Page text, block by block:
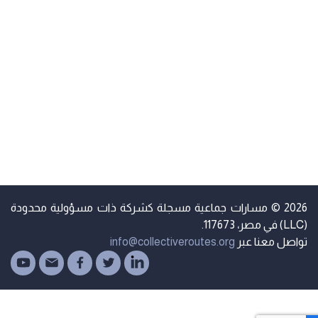
2026 © مسارات جماعية مسجلة كشركة ذات مسؤولية محدودة
معنا عبرinfo@collectiveroutes.org